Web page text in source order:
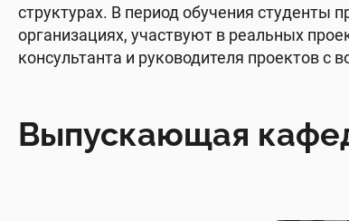
структурах. В период обучения студенты
организациях, участвуют в реальных
консультанта и руководителя проектов с
Выпускающая